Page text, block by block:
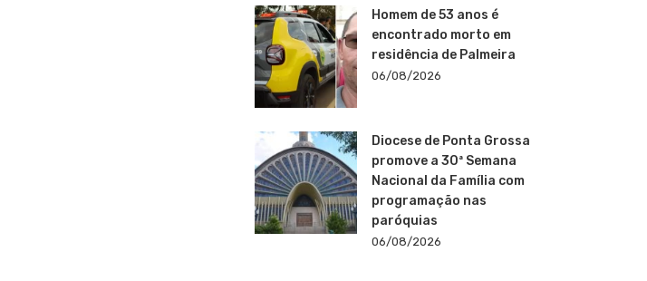
Homem de 53 anos é
encontrado morto em
residência de Palmeira
06/08/2026
Diocese de Ponta Grossa
promove a 30ª Semana
Nacional da Família com
programação nas
paróquias
06/08/2026